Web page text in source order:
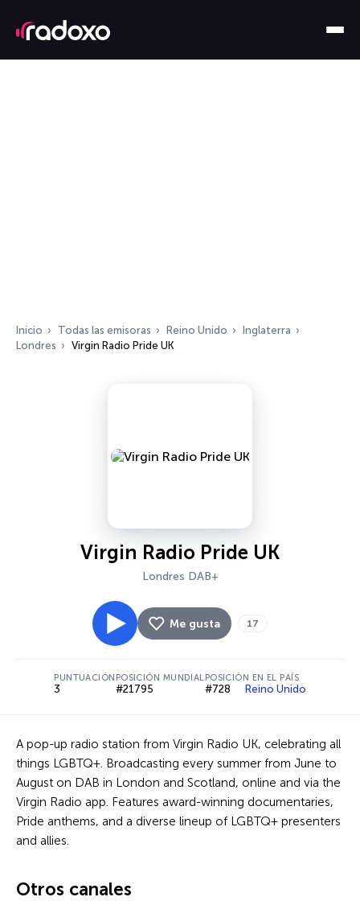
Inicio Todas las emisoras Reino Unido
Inglaterra
Londres
Virgin Radio Pride UK
Virgin Radio Pride UK
Londres DAB+
Me gusta 17
PUNTUACIÓN
3
POSICIÓN MUNDIAL
#21795
POSICIÓN EN EL PAÍS
#728 Reino Unido
A pop-up radio station from Virgin Radio UK, celebrating all
things LGBTQ+. Broadcasting every summer from June to
August on DAB in London and Scotland, online and via the
Virgin Radio app. Features award-winning documentaries,
Pride anthems, and a diverse lineup of LGBTQ+ presenters
and allies.
Otros canales